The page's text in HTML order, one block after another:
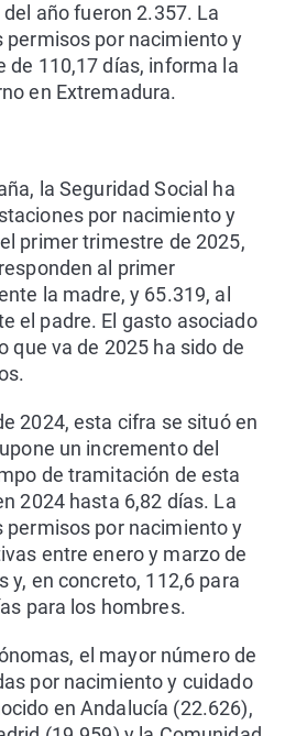
año fueron 2.357. La
permisos por nacimiento y
de 110,17 días, informa la
en Extremadura.
la Seguridad Social ha
por nacimiento y
primer trimestre de 2025,
al primer
la madre, y 65.319, al
el padre. El gasto asociado
que va de 2025 ha sido de
2024, esta cifra se situó en
un incremento del
de tramitación de esta
2024 hasta 6,82 días. La
permisos por nacimiento y
entre enero y marzo de
y, en concreto, 112,6 para
para los hombres.
el mayor número de
por nacimiento y cuidado
en Andalucía (22.626),